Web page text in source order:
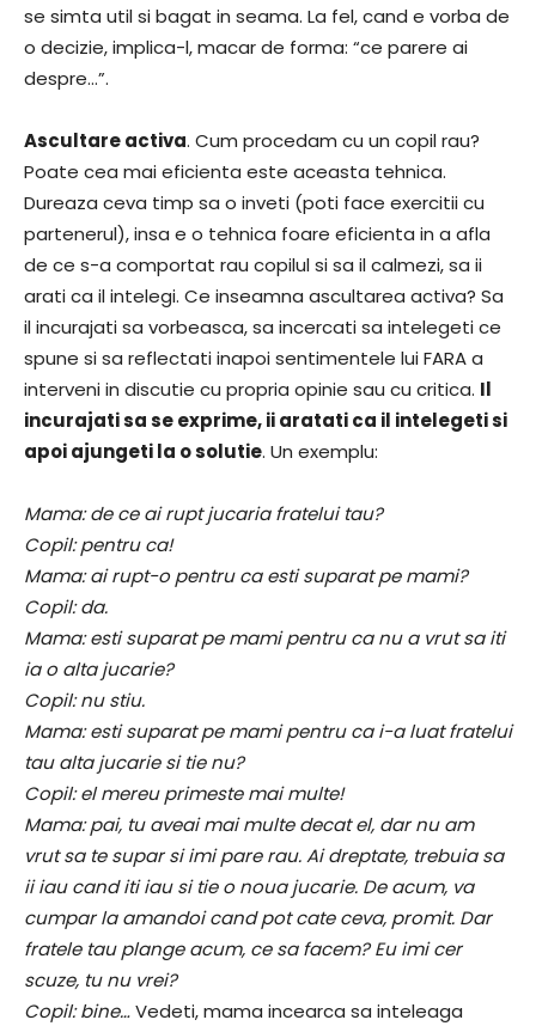
se simta util si bagat in seama. La fel, cand e vorba de
o decizie, implica-l, macar de forma: “ce parere ai
despre…”.
Ascultare activa. Cum procedam cu un copil rau?
Poate cea mai eficienta este aceasta tehnica.
Dureaza ceva timp sa o inveti (poti face exercitii cu
partenerul), insa e o tehnica foare eficienta in a afla
de ce s-a comportat rau copilul si sa il calmezi, sa ii
arati ca il intelegi. Ce inseamna ascultarea activa? Sa
il incurajati sa vorbeasca, sa incercati sa intelegeti ce
spune si sa reflectati inapoi sentimentele lui FARA a
interveni in discutie cu propria opinie sau cu critica. Il
incurajati sa se exprime, ii aratati ca il intelegeti si
apoi ajungeti la o solutie. Un exemplu:
Mama: de ce ai rupt jucaria fratelui tau?
Copil: pentru ca!
Mama: ai rupt-o pentru ca esti suparat pe mami?
Copil: da.
Mama: esti suparat pe mami pentru ca nu a vrut sa iti
ia o alta jucarie?
Copil: nu stiu.
Mama: esti suparat pe mami pentru ca i-a luat fratelui
tau alta jucarie si tie nu?
Copil: el mereu primeste mai multe!
Mama: pai, tu aveai mai multe decat el, dar nu am
vrut sa te supar si imi pare rau. Ai dreptate, trebuia sa
ii iau cand iti iau si tie o noua jucarie. De acum, va
cumpar la amandoi cand pot cate ceva, promit. Dar
fratele tau plange acum, ce sa facem? Eu imi cer
scuze, tu nu vrei?
Copil: bine…Vedeti, mama incearca sa inteleaga